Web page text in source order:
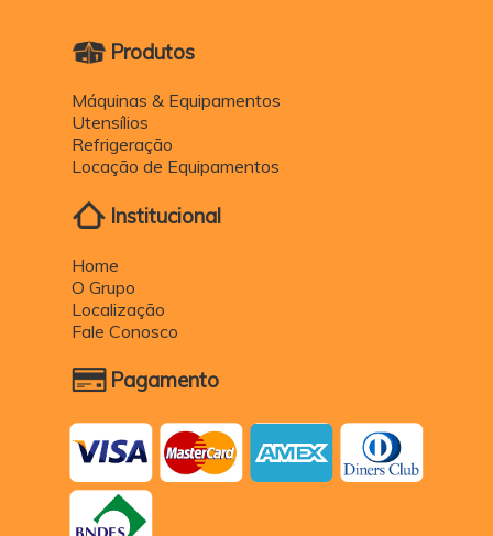
Produtos
Máquinas & Equipamentos
Utensílios
Refrigeração
Locação de Equipamentos
Institucional
Home
O Grupo
Localização
Fale Conosco
Pagamento